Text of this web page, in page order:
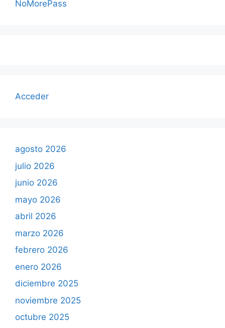
NoMorePass
Acceder
agosto 2026
julio 2026
junio 2026
mayo 2026
abril 2026
marzo 2026
febrero 2026
enero 2026
diciembre 2025
noviembre 2025
octubre 2025